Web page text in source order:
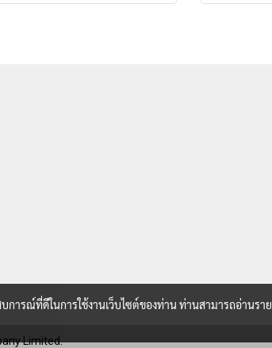
Limited.
ารณ์ที่ดีในการใช้งานเว็บไซต์ของท่าน ท่านสามารถอ่านรา